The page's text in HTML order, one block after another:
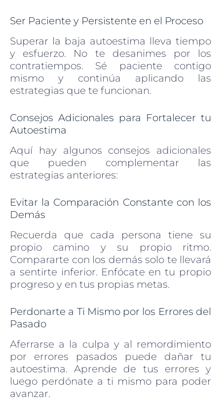
Ser Paciente y Persistente en el Proceso
Superar la baja autoestima lleva tiempo
y esfuerzo. No te desanimes por los
contratiempos. Sé paciente contigo
mismo y continúa aplicando las
estrategias que te funcionan.
Consejos Adicionales para Fortalecer tu
Autoestima
Aquí hay algunos consejos adicionales
que pueden complementar las
estrategias anteriores:
Evitar la Comparación Constante con los
Demás
Recuerda que cada persona tiene su
propio camino y su propio ritmo.
Compararte con los demás solo te llevará
a sentirte inferior. Enfócate en tu propio
progreso y en tus propias metas.
Perdonarte a Ti Mismo por los Errores del
Pasado
Aferrarse a la culpa y al remordimiento
por errores pasados puede dañar tu
autoestima. Aprende de tus errores y
luego perdónate a ti mismo para poder
avanzar.